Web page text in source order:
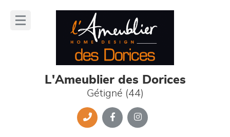
L'Ameublier des Dorices
Gétigné (44)